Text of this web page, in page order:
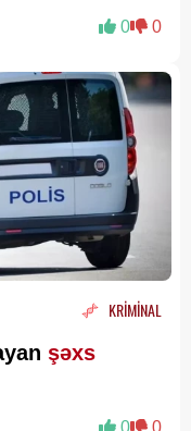
0 0
KRİMİNAL
şəxs
0 0